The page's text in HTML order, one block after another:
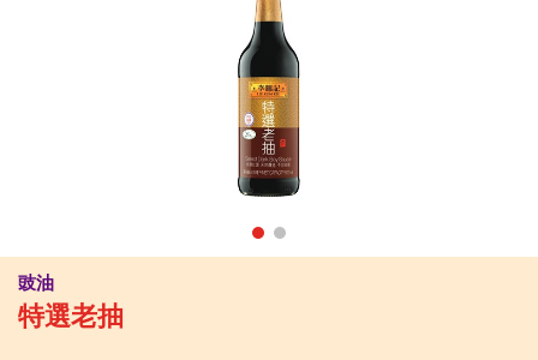
豉油
特選老抽